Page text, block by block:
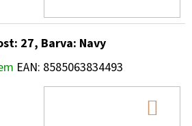
27, Barva: Navy
EAN: 8585063834493